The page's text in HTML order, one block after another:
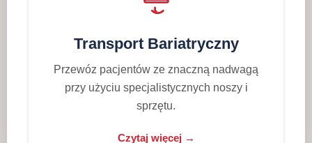
Transport Bariatryczny
Przewóz pacjentów ze znaczną nadwagą
przy użyciu specjalistycznych noszy i
sprzętu.
Czytaj więcej →